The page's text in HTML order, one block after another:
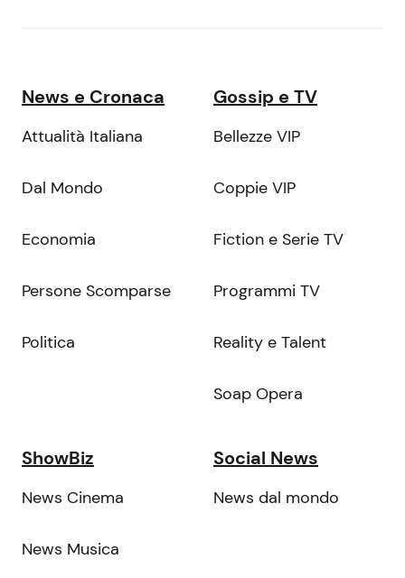
News e Cronaca
Attualità Italiana
Dal Mondo
Economia
Persone Scomparse
Politica
Gossip e TV
Bellezze VIP
Coppie VIP
Fiction e Serie TV
Programmi TV
Reality e Talent
Soap Opera
ShowBiz
News Cinema
News Musica
Social News
News dal mondo